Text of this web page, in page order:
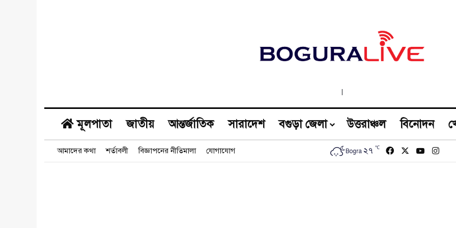
|
মূলপাতা জাতীয় আন্তর্জাতিক সারাদেশ বগুড়া জেলা উত্তরাঞ্চল বিনোদন
আমাদের কথা শর্তাবলী বিজ্ঞাপনের নীতিমালা যোগাযোগ Bogra ২৭ ℃ Facebook